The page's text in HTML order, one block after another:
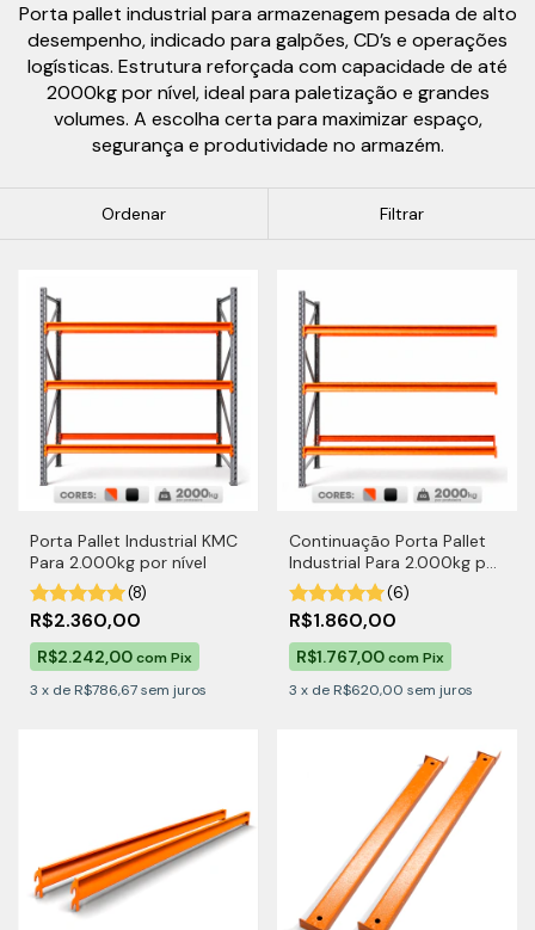
Porta pallet industrial para armazenagem pesada de alto
desempenho, indicado para galpões, CD’s e operações
logísticas. Estrutura reforçada com capacidade de até
2000kg por nível, ideal para paletização e grandes
volumes. A escolha certa para maximizar espaço,
segurança e produtividade no armazém.
Ordenar Filtrar
Porta Pallet Industrial KMC
Para 2.000kg por nível
(8)
R$2.360,00
R$2.242,00comPix
3 x de R$786,67sem juros
Continuação Porta Pallet
Industrial Para 2.000kg por
Nível
(6)
R$1.860,00
R$1.767,00com Pix
3 x de R$620,00 sem juros